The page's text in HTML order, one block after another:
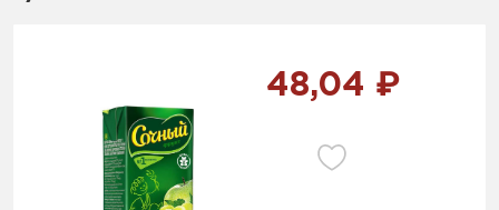
48,04 ₽